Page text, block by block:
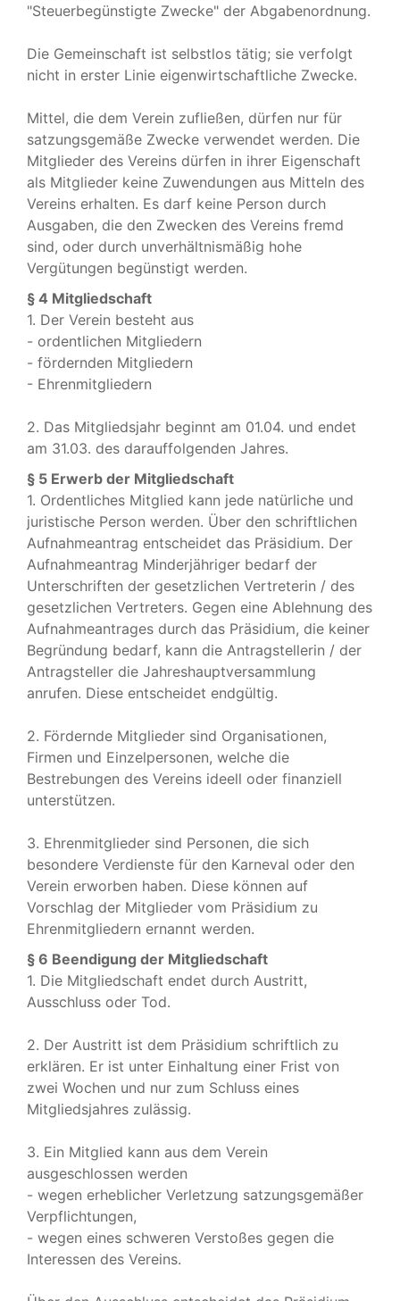
"Steuerbegünstigte Zwecke" der Abgabenordnung.
Die Gemeinschaft ist selbstlos tätig; sie verfolgt
nicht in erster Linie eigenwirtschaftliche Zwecke.
Mittel, die dem Verein zufließen, dürfen nur für
satzungsgemäße Zwecke verwendet werden. Die
Mitglieder des Vereins dürfen in ihrer Eigenschaft
als Mitglieder keine Zuwendungen aus Mitteln des
Vereins erhalten. Es darf keine Person durch
Ausgaben, die den Zwecken des Vereins fremd
sind, oder durch unverhältnismäßig hohe
Vergütungen begünstigt werden.
§ 4 Mitgliedschaft
1. Der Verein besteht aus
- ordentlichen Mitgliedern
- fördernden Mitgliedern
- Ehrenmitgliedern
2. Das Mitgliedsjahr beginnt am 01.04. und endet
am 31.03. des darauffolgenden Jahres.
§ 5 Erwerb der Mitgliedschaft
1. Ordentliches Mitglied kann jede natürliche und
juristische Person werden. Über den schriftlichen
Aufnahmeantrag entscheidet das Präsidium. Der
Aufnahmeantrag Minderjähriger bedarf der
Unterschriften der gesetzlichen Vertreterin / des
gesetzlichen Vertreters. Gegen eine Ablehnung des
Aufnahmeantrages durch das Präsidium, die keiner
Begründung bedarf, kann die Antragstellerin / der
Antragsteller die Jahreshauptversammlung
anrufen. Diese entscheidet endgültig.
2. Fördernde Mitglieder sind Organisationen,
Firmen und Einzelpersonen, welche die
Bestrebungen des Vereins ideell oder finanziell
unterstützen.
3. Ehrenmitglieder sind Personen, die sich
besondere Verdienste für den Karneval oder den
Verein erworben haben. Diese können auf
Vorschlag der Mitglieder vom Präsidium zu
Ehrenmitgliedern ernannt werden.
§ 6 Beendigung der Mitgliedschaft
1. Die Mitgliedschaft endet durch Austritt,
Ausschluss oder Tod.
2. Der Austritt ist dem Präsidium schriftlich zu
erklären. Er ist unter Einhaltung einer Frist von
zwei Wochen und nur zum Schluss eines
Mitgliedsjahres zulässig.
3. Ein Mitglied kann aus dem Verein
ausgeschlossen werden
- wegen erheblicher Verletzung satzungsgemäßer
Verpflichtungen,
- wegen eines schweren Verstoßes gegen die
Interessen des Vereins.